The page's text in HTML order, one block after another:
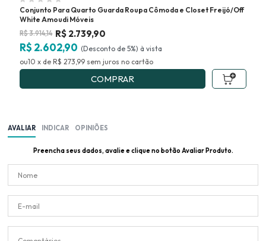
Conjunto Para Quarto Guarda Roupa Cômoda e Closet Freijó/Off
White Amoudi Móveis
R$3.914,14 R$ 2.739,90
R$ 2.602,90 (Desconto de 5%)
10 x de R$ 273,99 sem juros no
COMPRAR
AVALIAR INDICAR OPINIÕES
Preencha seus dados, avalie e clique no botão Avaliar Produto.